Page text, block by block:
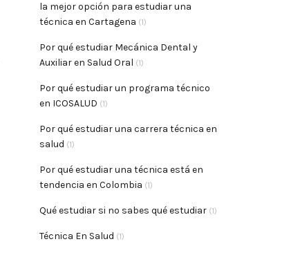
la mejor opción para estudiar una
técnica en Cartagena (1)
Por qué estudiar Mecánica Dental y
Auxiliar en Salud Oral (1)
Por qué estudiar un programa técnico
en ICOSALUD (1)
Por qué estudiar una carrera técnica en
salud (1)
Por qué estudiar una técnica está en
tendencia en Colombia (1)
Qué estudiar si no sabes qué estudiar(1)
Técnica En Salud (1)